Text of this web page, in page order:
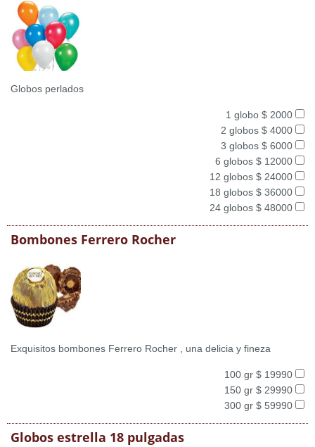
Globos perlados
1 globo $ 2000
2 globos $ 4000
3 globos $ 6000
6 globos $ 12000
12 globos $ 24000
18 globos $ 36000
24 globos $ 48000
Bombones Ferrero Rocher
Exquisitos bombones Ferrero Rocher , una delicia y fineza
100 gr $ 19990
150 gr $ 29990
300 gr $ 59990
Globos estrella 18 pulgadas